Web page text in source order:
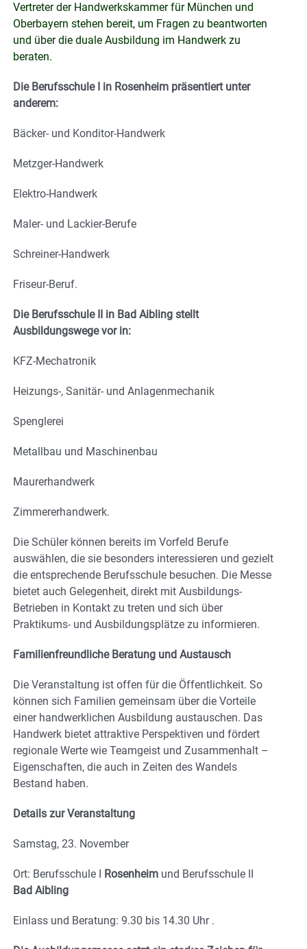
Vertreter der Handwerkskammer für München und
Oberbayern stehen bereit, um Fragen zu beantworten
und über die duale Ausbildung im Handwerk zu
beraten.
Die Berufsschule I in Rosenheim präsentiert unter
anderem:
Bäcker- und Konditor-Handwerk
Metzger-Handwerk
Elektro-Handwerk
Maler- und Lackier-Berufe
Schreiner-Handwerk
Friseur-Beruf.
Die Berufsschule II in Bad Aibling stellt
Ausbildungswege vor in:
KFZ-Mechatronik
Heizungs-, Sanitär- und Anlagenmechanik
Spenglerei
Metallbau und Maschinenbau
Maurerhandwerk
Zimmererhandwerk.
Die Schüler können bereits im Vorfeld Berufe
auswählen, die sie besonders interessieren und gezielt
die entsprechende Berufsschule besuchen. Die Messe
bietet auch Gelegenheit, direkt mit Ausbildungs-
Betrieben in Kontakt zu treten und sich über
Praktikums- und Ausbildungsplätze zu informieren.
Familienfreundliche Beratung und Austausch
Die Veranstaltung ist offen für die Öffentlichkeit. So
können sich Familien gemeinsam über die Vorteile
einer handwerklichen Ausbildung austauschen. Das
Handwerk bietet attraktive Perspektiven und fördert
regionale Werte wie Teamgeist und Zusammenhalt –
Eigenschaften, die auch in Zeiten des Wandels
Bestand haben.
Details zur Veranstaltung
Samstag, 23. November
Ort: Berufsschule I Rosenheim und Berufsschule II
Bad Aibling
Einlass und Beratung: 9.30 bis 14.30 Uhr .